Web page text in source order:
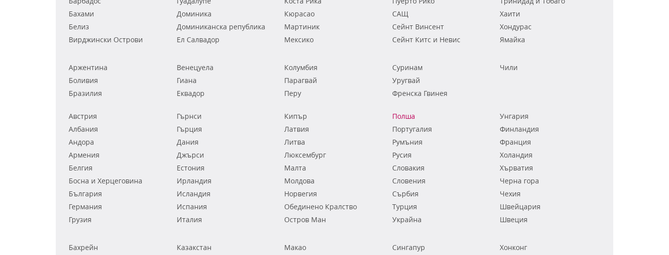
Бахами
Белиз
Вирджински Острови
Доминика
Доминиканска република
Ел Салвадор
Кюрасао
Мартиник
Мексико
САЩ
Сейнт Винсент
Сейнт Китс и Невис
Хаити
Хондурас
Ямайка
Аржентина
Боливия
Бразилия
Венецуела
Гиана
Еквадор
Колумбия
Парагвай
Перу
Суринам
Уругвай
Френска Гвинея
Чили
Австрия
Албания
Андора
Армения
Белгия
Босна и Херцеговина
България
Германия
Грузия
Гърнси
Гърция
Дания
Джърси
Естония
Ирландия
Исландия
Испания
Италия
Кипър
Латвия
Литва
Люксембург
Малта
Молдова
Норвегия
Обединено Кралство
Остров Ман
Полша
Португалия
Румъния
Русия
Словакия
Словения
Сърбия
Турция
Украйна
Унгария
Финландия
Франция
Холандия
Хърватия
Черна гора
Чехия
Швейцария
Швеция
Бахрейн
Казакстан
Макао
Сингапур
Хонконг